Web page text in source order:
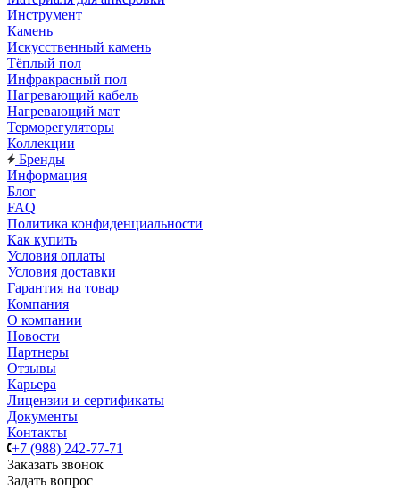
Инструмент
Камень
Искусственный камень
Тёплый пол
Инфракрасный пол
Нагревающий кабель
Нагревающий мат
Терморегуляторы
Коллекции
Бренды
Информация
Блог
FAQ
Политика конфиденциальности
Как купить
Условия оплаты
Условия доставки
Гарантия на товар
Компания
О компании
Новости
Партнеры
Отзывы
Карьера
Лицензии и сертификаты
Документы
Контакты
+7 (988) 242-77-71
Заказать звонок
Задать вопрос